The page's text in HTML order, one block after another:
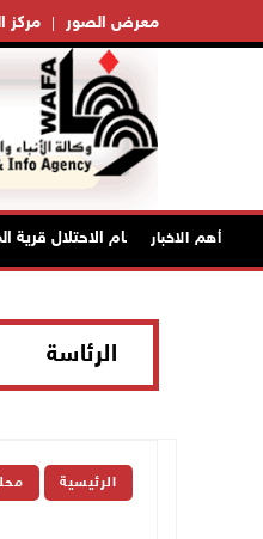
مركز معرض الصور
أهم الاخبار
خلال اقتحام الاحتلال قرية
الرئاسة
الرئيسية